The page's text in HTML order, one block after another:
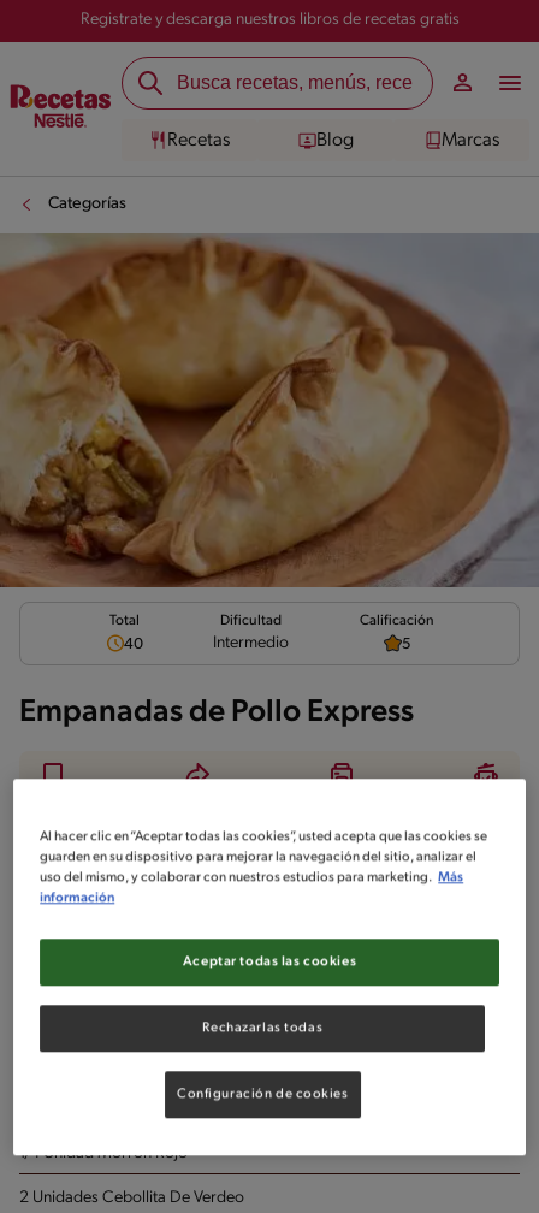
Registrate y descarga nuestros libros de recetas gratis
Recetas Blog Marcas
Categorías
Total
40
Dificultad
Intermedio
Calificación
5
Empanadas de Pollo Express
Ingredientes ¡A cocinar! Comentarios
No incluido en la receta
Sin nueces de árbol Sin maní
1/4 Unidad Morrón Rojo
2 Unidades Cebollita De Verdeo
Al hacer clic en “Aceptar todas las cookies”, usted acepta que las cookies se
guarden en su dispositivo para mejorar la navegación del sitio, analizar el
uso del mismo, y colaborar con nuestros estudios para marketing. Más
información
Rechazarlas todas
Aceptar todas las cookies
Configuración de cookies